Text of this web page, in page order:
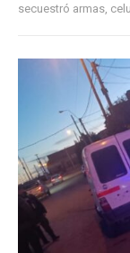
secuestró armas,